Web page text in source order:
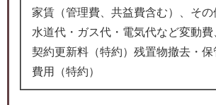
家賃（管理費、共益費含む）、その
水道代・ガス代・電気代など変動費
契約更新料（特約）残置物撤去・
費用（特約）